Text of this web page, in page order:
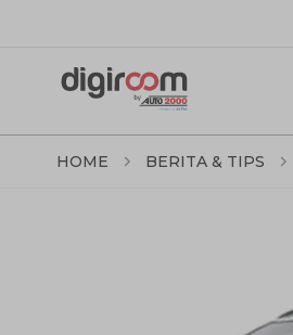
HOME BERITA & TIPS